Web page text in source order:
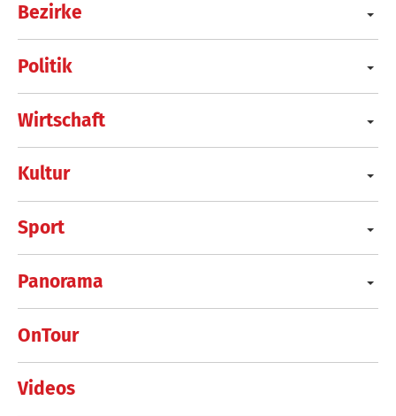
Bezirke
Politik
Wirtschaft
Kultur
Sport
Panorama
OnTour
Videos